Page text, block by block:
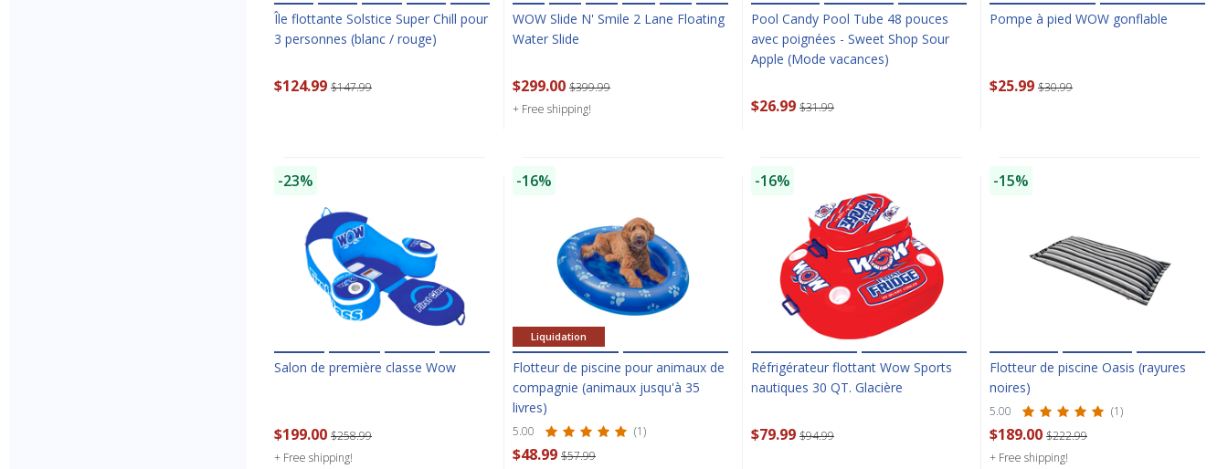
Île flottante Solstice Super Chill pour
3 personnes (blanc / rouge)
$124.99 $147.99
WOW Slide N' Smile 2 Lane Floating
Water Slide
$299.00 $399.99
+ Free shipping!
Pool Candy Pool Tube 48 pouces
avec poignées - Sweet Shop Sour
Apple (Mode vacances)
$26.99 $31.99
Pompe à pied WOW gonflable
$25.99 $30.99
-23%
Salon de première classe Wow
$199.00 $258.99
+ Free shipping!
-16%
Liquidation
Flotteur de piscine pour animaux de
compagnie (animaux jusqu'à 35
livres)
5.00 (1)
$48.99 $57.99
-16%
Réfrigérateur flottant Wow Sports
nautiques 30 QT. Glacière
$79.99 $94.99
-15%
Flotteur de piscine Oasis (rayures
noires)
5.00 (1)
$189.00 $222.99
+ Free shipping!
SAVE $10 OFF
YOUR FIRST ORDER OF $149 OR MORE!
Enter Your Email Address
SIGN ME UP!